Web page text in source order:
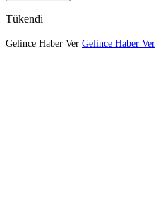
Tükendi
Gelince Haber Ver Gelince Haber Ver